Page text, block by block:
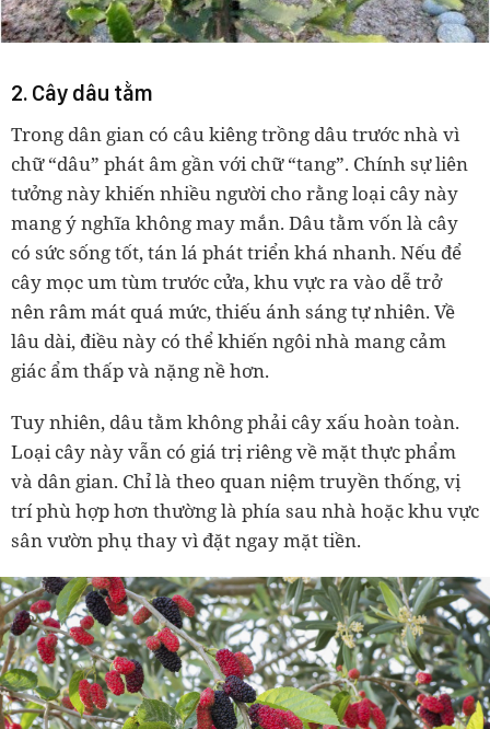
2. Cây dâu tằm
Trong dân gian có câu kiêng trồng dâu trước nhà vì
chữ “dâu” phát âm gần với chữ “tang”. Chính sự liên
tưởng này khiến nhiều người cho rằng loại cây này
mang ý nghĩa không may mắn. Dâu tằm vốn là cây
có sức sống tốt, tán lá phát triển khá nhanh. Nếu để
cây mọc um tùm trước cửa, khu vực ra vào dễ trở
nên râm mát quá mức, thiếu ánh sáng tự nhiên. Về
lâu dài, điều này có thể khiến ngôi nhà mang cảm
giác ẩm thấp và nặng nề hơn.
Tuy nhiên, dâu tằm không phải cây xấu hoàn toàn.
Loại cây này vẫn có giá trị riêng về mặt thực phẩm
và dân gian. Chỉ là theo quan niệm truyền thống, vị
trí phù hợp hơn thường là phía sau nhà hoặc khu vực
sân vườn phụ thay vì đặt ngay mặt tiền.